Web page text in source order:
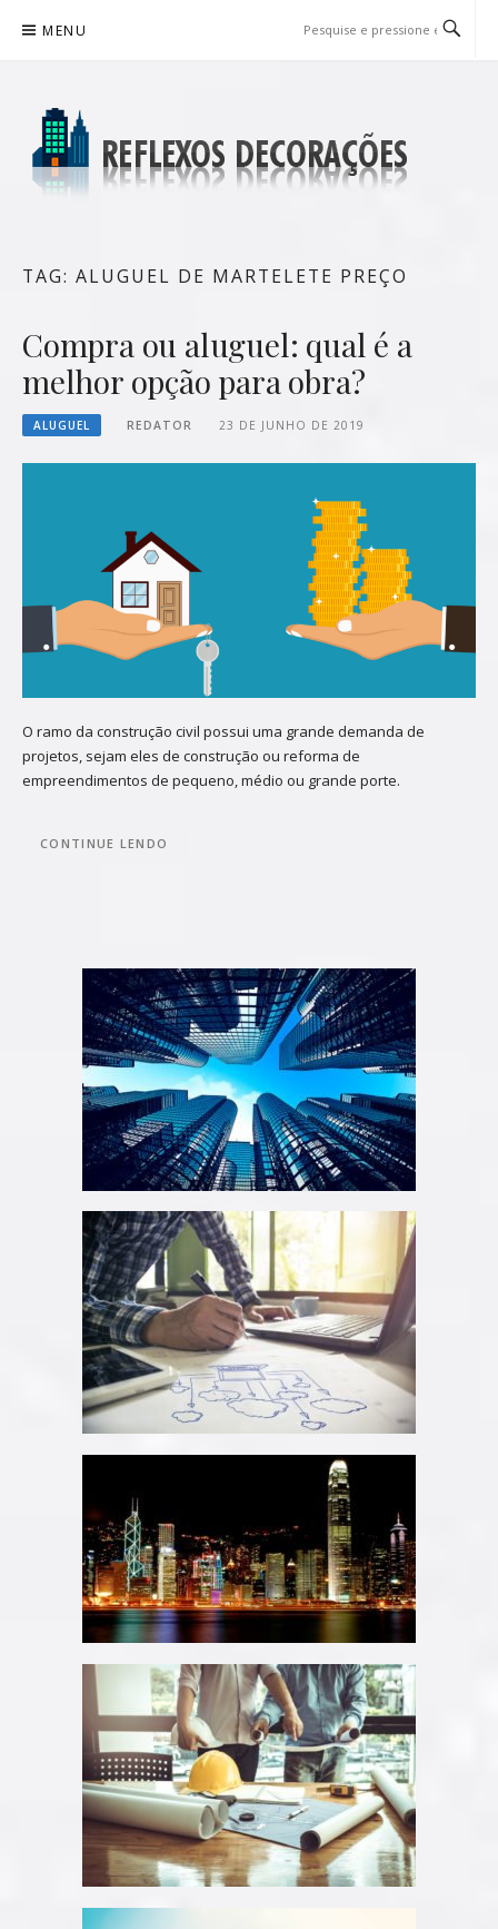
para
MENU
TAG: ALUGUEL DE MARTELETE PREÇO
Compra ou aluguel: qual é a
melhor opção para obra?
ALUGUEL REDATOR 23 DE JUNHO DE 2019
O ramo da construção civil possui uma grande demanda de
projetos, sejam eles de construção ou reforma de
empreendimentos de pequeno, médio ou grande porte.
CONTINUE LENDO